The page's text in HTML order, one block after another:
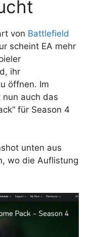
von Battlefield
scheint EA mehr
ihr
öffnen. Im
auch das
für Season 4
unten aus
wo die Auflistung